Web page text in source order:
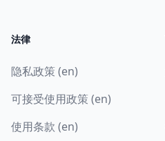
法律
隐私政策 (en)
可接受使用政策 (en)
使用条款 (en)